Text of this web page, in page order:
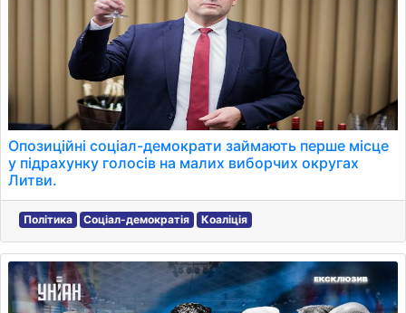
Опозиційні соціал-демократи займають перше місце
у підрахунку голосів на малих виборчих округах
Литви.
Політика Соціал-демократія Коаліція